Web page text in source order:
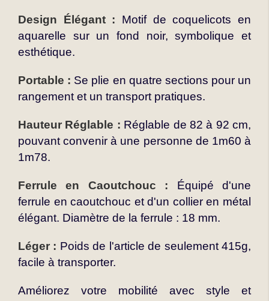
Design Élégant : Motif de coquelicots en
aquarelle sur un fond noir, symbolique et
esthétique.
Portable : Se plie en quatre sections pour un
rangement et un transport pratiques.
Hauteur Réglable : Réglable de 82 à 92 cm,
pouvant convenir à une personne de 1m60 à
1m78.
Ferrule en Caoutchouc : Équipé d'une
ferrule en caoutchouc et d'un collier en métal
élégant. Diamètre de la ferrule : 18 mm.
Léger : Poids de l'article de seulement 415g,
facile à transporter.
Améliorez votre mobilité avec style et